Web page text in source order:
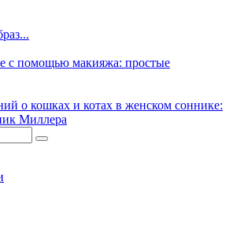
с помощью макияжа: простые
о кошках и котах в женском соннике:
Миллера